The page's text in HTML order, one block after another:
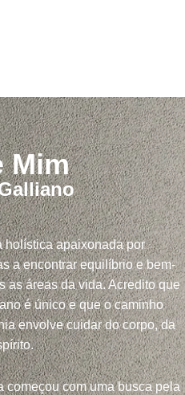
Mim
holística apaixonada por
a encontrar equilíbrio e bem-
as áreas da vida. Acredito que
é único e que o caminho
envolve cuidar do corpo, da
começou com uma busca pela